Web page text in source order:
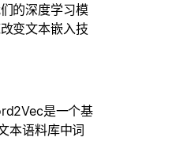
的深度学习模
变文本嵌入技
是一个基
本语料库中词